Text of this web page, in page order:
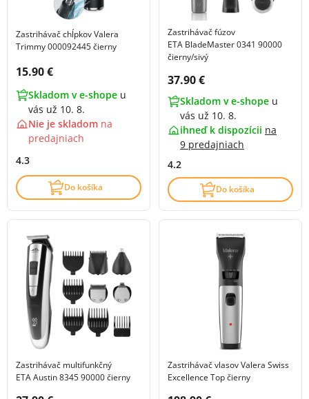
Zastrihávač chĺpkov Valera
Trimmy 000092445 čierny
Cena s DPH:
15.90 €
Skladom v e-shope u
vás už 10. 8.
Nie je skladom na
predajniach
4.3
Do košíka
Zastrihávač fúzov
ETA BladeMaster 0341 90000
čierny/sivý
Cena s DPH:
37.90 €
Skladom v e-shope u
vás už 10. 8.
ihneď k dispozícii na
9 predajniach
4.2
Do košíka
Zastrihávač multifunkčný
ETA Austin 8345 90000 čierny
Zastrihávač vlasov Valera Swiss
Excellence Top čierny